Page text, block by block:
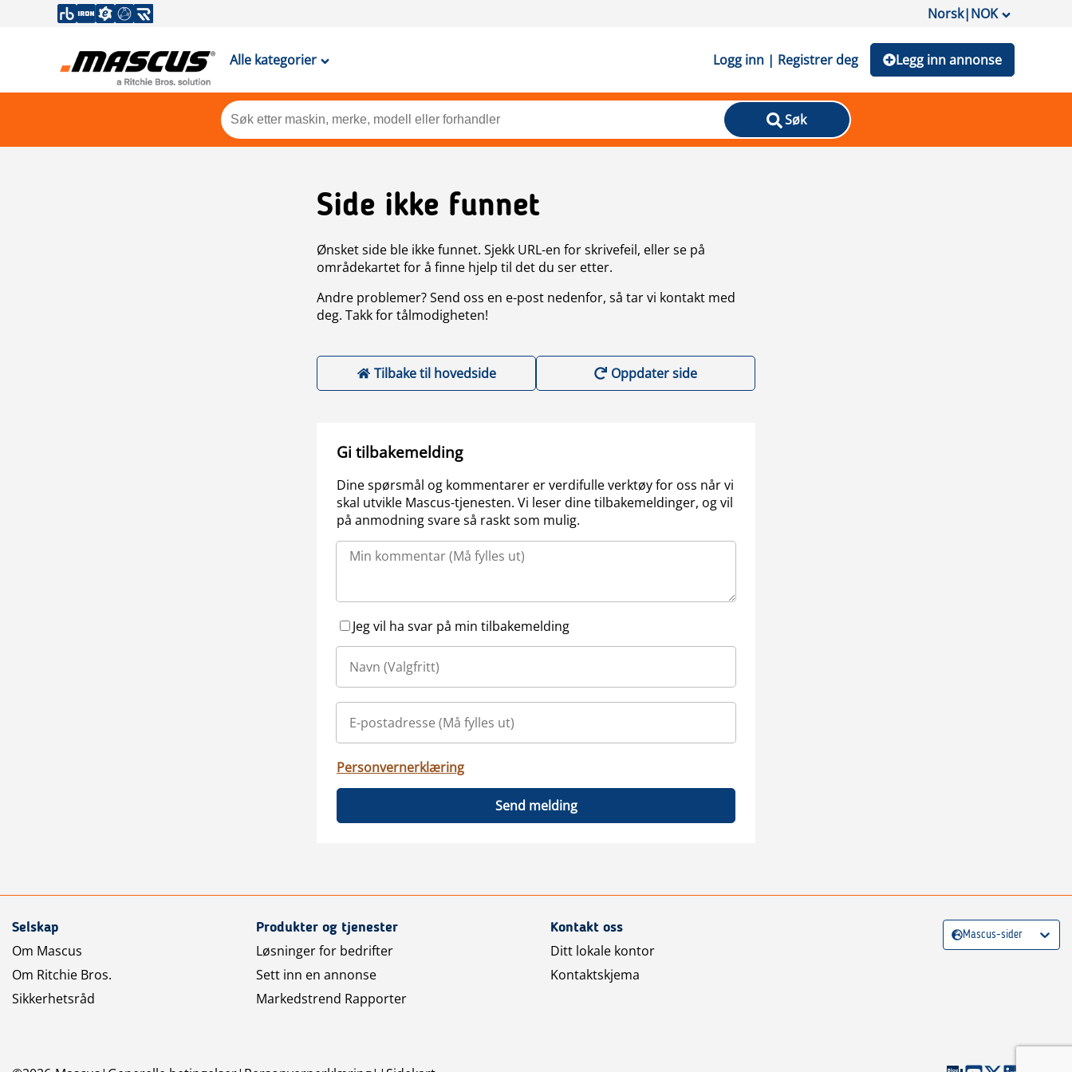
Norsk|NOK
Alle kategorier Logg inn | Registrer deg Legg inn annonse
Søk
Side ikke funnet
Ønsket side ble ikke funnet. Sjekk URL-en for skrivefeil, eller se på
områdekartet for å finne hjelp til det du ser etter.
Andre problemer? Send oss en e-post nedenfor, så tar vi kontakt med
deg. Takk for tålmodigheten!
Tilbake til hovedside Oppdater side
Gi tilbakemelding
Dine spørsmål og kommentarer er verdifulle verktøy for oss når vi
skal utvikle Mascus-tjenesten. Vi leser dine tilbakemeldinger, og vil
på anmodning svare så raskt som mulig.
Jeg vil ha svar på min tilbakemelding
Personvernerklæring
Send melding
Selskap
Om Mascus
Om Ritchie Bros.
Sikkerhetsråd
Produkter og tjenester
Løsninger for bedrifter
Sett inn en annonse
Markedstrend Rapporter
Kontakt oss
Ditt lokale kontor
Kontaktskjema
Mascus-sider